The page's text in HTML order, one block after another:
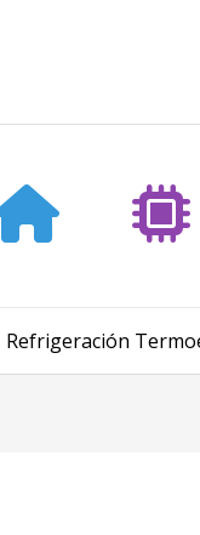
Refrigeración